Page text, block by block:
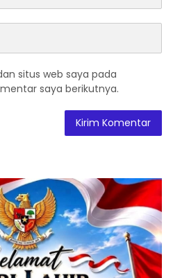
situs web saya pada
saya berikutnya.